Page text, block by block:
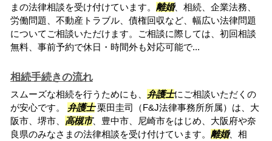
まの法律相談を受け付けています。 離婚、相続、企業法務、
労働問題、不動産トラブル、債権回収など、幅広い法律問題
についてご相談いただけます。ご相談に際しては、初回相談
無料、事前予約で休日・時間外も対応可能で...
相続手続きの流れ
スムーズな相続を行うためにも、 弁護士にご相談いただくの
が安心です。 弁護士栗田圭司（F&J法律事務所所属）は、大
阪市、堺市、 高槻市、豊中市、尼崎市をはじめ、大阪府や奈
良県のみなさまの法律相談を受け付けています。 離婚、相